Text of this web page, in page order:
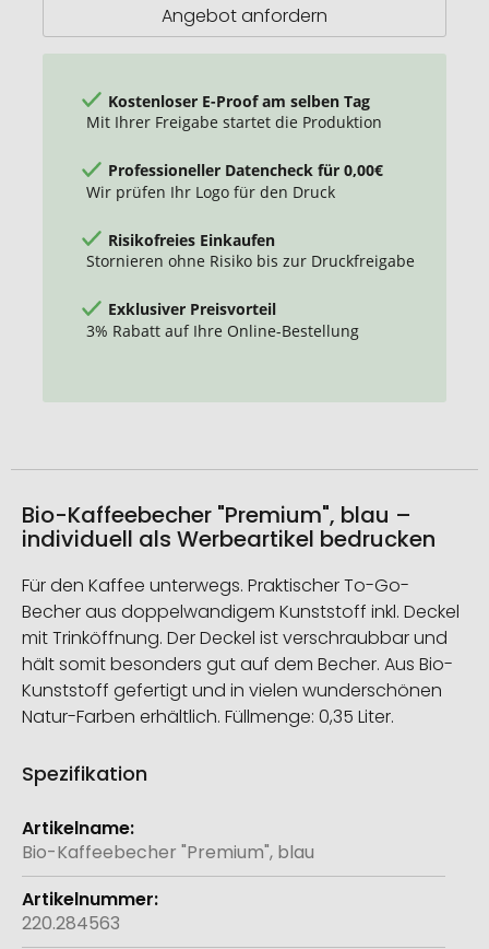
Angebot anfordern
Kostenloser E-Proof am selben Tag
Mit Ihrer Freigabe startet die Produktion
Professioneller Datencheck für 0,00€
Wir prüfen Ihr Logo für den Druck
Risikofreies Einkaufen
Stornieren ohne Risiko bis zur Druckfreigabe
Exklusiver Preisvorteil
3% Rabatt auf Ihre Online-Bestellung
Bio-Kaffeebecher "Premium", blau –
individuell als Werbeartikel bedrucken
Für den Kaffee unterwegs. Praktischer To-Go-
Becher aus doppelwandigem Kunststoff inkl. Deckel
mit Trinköffnung. Der Deckel ist verschraubbar und
hält somit besonders gut auf dem Becher. Aus Bio-
Kunststoff gefertigt und in vielen wunderschönen
Natur-Farben erhältlich. Füllmenge: 0,35 Liter.
Spezifikation
Weitere
Informationen
Bio-Kaffeebecher "Premium", blau
220.284563